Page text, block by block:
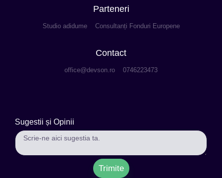
Parteneri
Studio adidume Consultanți Fonduri Europene
Contact
office@devson.ro 0746223473
Sugestii și Opinii
Trimite